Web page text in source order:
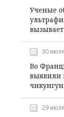
Ученые
30
Во
выявили
29